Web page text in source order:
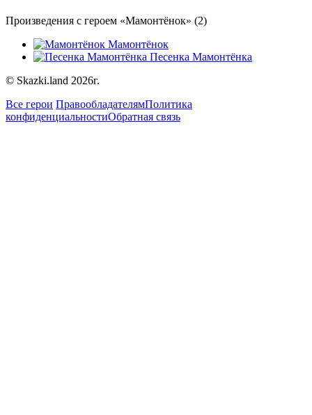
Произведения с героем «Мамонтёнок» (2)
Мамонтёнок
Песенка Мамонтёнка
© Skazki.land 2026г.
Все герои ПравообладателямПолитика
конфиденциальностиОбратная связь